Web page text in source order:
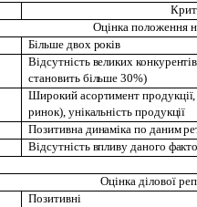
Оцінка положення
Більше двох років
Відсутність великих
становить більше 30%)
Широкий асортимент продукції,
ринок), унікальність продукції
Позитивна динаміка по даним
Відсутність впливу даного
Оцінка ділової
Позитивні